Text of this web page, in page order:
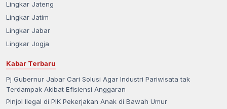
Lingkar Jateng
Lingkar Jatim
Lingkar Jabar
Lingkar Jogja
Kabar Terbaru
Pj Gubernur Jabar Cari Solusi Agar Industri Pariwisata tak
Terdampak Akibat Efisiensi Anggaran
Pinjol Ilegal di PIK Pekerjakan Anak di Bawah Umur